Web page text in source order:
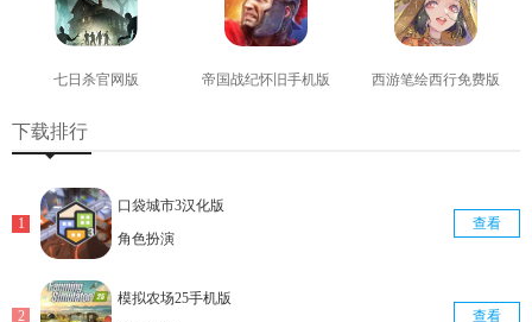
七日杀官网版 帝国战纪怀旧手机版 西游笔绘西行免费版
下载排行
口袋城市3汉化版
角色扮演
查看
模拟农场25手机版
查看